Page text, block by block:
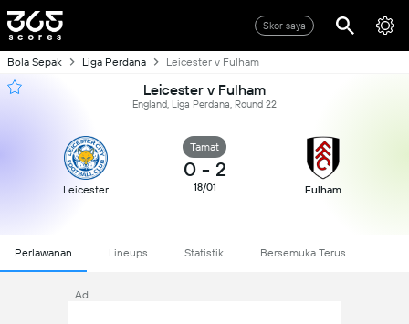
Skor saya
Bola Sepak Liga Perdana Leicester v Fulham
Leicester v Fulham
England, Liga Perdana, Round 22
Leicester
Tamat
0 - 2
18/01 Fulham
Perlawanan Lineups Statistik Bersemuka Terus
Ad